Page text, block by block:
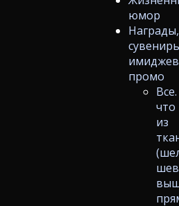
юмор
Награды,
промо
Все.
что
из